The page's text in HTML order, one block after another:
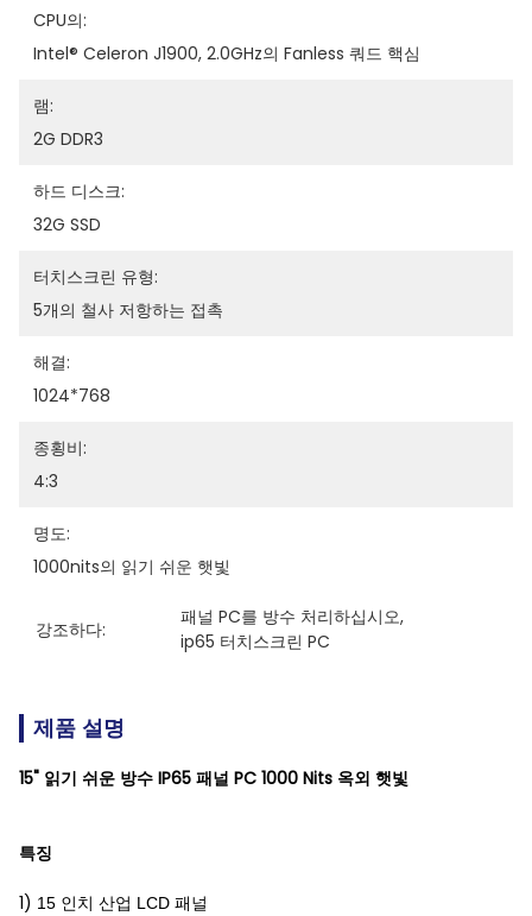
CPU의:
Intel® Celeron J1900, 2.0GHz의 Fanless 쿼드 핵심
램:
2G DDR3
하드 디스크:
32G SSD
터치스크린 유형:
5개의 철사 저항하는 접촉
해결:
1024*768
종횡비:
4:3
명도:
1000nits의 읽기 쉬운 햇빛
강조하다:
패널 PC를 방수 처리하십시오,
ip65 터치스크린 PC
제품 설명
15" 읽기 쉬운 방수 IP65 패널 PC 1000 Nits 옥외 햇빛
특징
1) 15 인치 산업 LCD 패널